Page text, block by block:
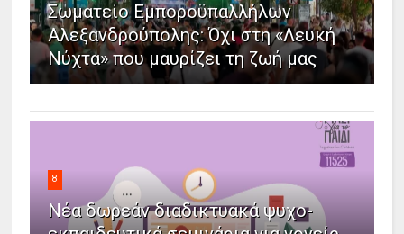
Σωματείο Εμποροϋπαλλήλων
Αλεξανδρούπολης: Όχι στη «Λευκή
Νύχτα» που μαυρίζει τη ζωή μας
8
Νέα δωρεάν διαδικτυακά ψυχο-